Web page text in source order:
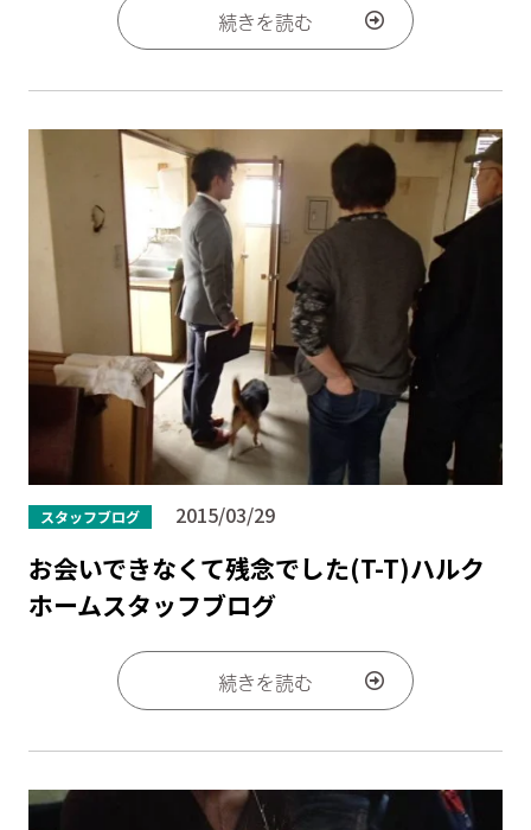
続きを読む
スタッフブログ 2015/03/29
お会いできなくて残念でした(T-T)ハルク
ホームスタッフブログ
続きを読む